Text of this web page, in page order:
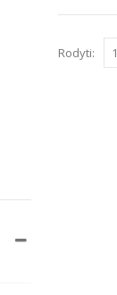
Rodyti: